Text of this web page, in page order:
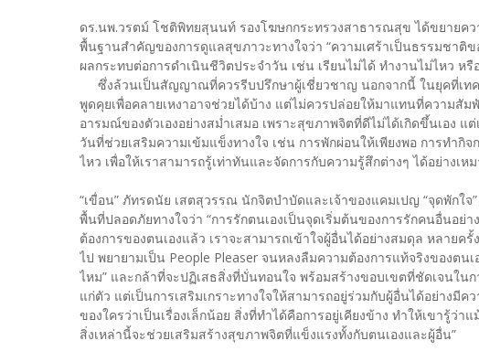
ดร.นพ.วรตม์ โชติพิทยสุนนท์ รองโฆษกกระทรวงสาธารณสุข ได้ข
พื้นฐานสำคัญของการดูแลสุขภาวะทางใจว่า “ความเศร้าเป็นธรรมชาติ
ผลกระทบต่อการดำเนินชีวิตประจำวัน เช่น เรียนไม่ได้ ทำงา
ซึ่งล้วนเป็นสัญญาณที่ควรรีบปรึกษาผู้เชี่ยวชาญ นอกจากนี้ ในยุคที่เท
พูดคุยเพื่อคลายเหงาอาจช่วยได้บ้าง แต่ไม่ควรปล่อยให้มาแทนที่ความสั
อารมณ์ของตัวเองอย่างสม่ำเสมอ เพราะสุขภาพจิตที่ดีไม่ได้เกิดขึ้นเอง
วันที่ช่วยเสริมความเข้มแข็งทางใจ เช่น การพักผ่อนให้เพียงพอ การทำกิ
ไหว เพื่อให้เราสามารถรู้เท่าทันและจัดการกับความรู้สึกต่างๆ ได้อย่างเห
“เขื่อน” ภัทรดนัย เสตสุวรรณ นักจิตบำบัดและเจ้าของแคมเปญ “จุดพักใ
พื้นที่ปลอดภัยทางใจว่า “การรักตนเองเป็นจุดเริ่มต้นของการรักคนอื่นอย่
ต้องการของตนเองแล้ว เราจะสามารถเข้าใจผู้อื่นได้อย่างสมดุล หลาย
ไป พยายามเป็น People Pleaser จนหลงลืมความต้องการแท้จริงของตน
ไหม” และกล้าที่จะปฏิเสธสิ่งที่บั่นทอนใจ พร้อมสร้างขอบเ
แก่ตัว แต่เป็นการเสริมเกราะทางใจให้สามารถอยู่ร่วมกับผู้อื่นได้
ของใครว่าเป็นเรื่องเล็กน้อย สิ่งที่ทำได้คือการอยู่เคียงข้าง ทำให้เขารู้ว่า
สิ่งเหล่านี้จะช่วยเสริมสร้างสุขภาพจิตที่แข็งแรงทั้งกับตนเองและผู้อื่น”